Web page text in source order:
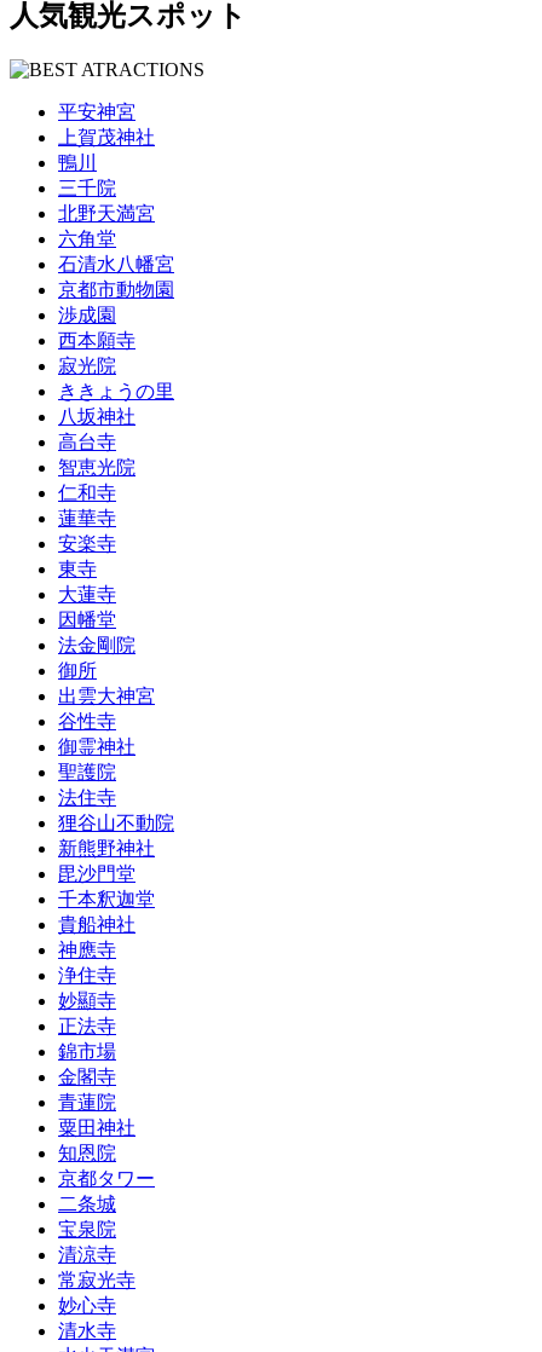
人気観光スポット
平安神宮
上賀茂神社
鴨川
三千院
北野天満宮
六角堂
石清水八幡宮
京都市動物園
渉成園
西本願寺
寂光院
ききょうの里
八坂神社
高台寺
智恵光院
仁和寺
蓮華寺
安楽寺
東寺
大蓮寺
因幡堂
法金剛院
御所
出雲大神宮
谷性寺
御霊神社
聖護院
法住寺
狸谷山不動院
新熊野神社
毘沙門堂
千本釈迦堂
貴船神社
神應寺
浄住寺
妙顯寺
正法寺
錦市場
金閣寺
青蓮院
粟田神社
知恩院
京都タワー
二条城
宝泉院
清涼寺
常寂光寺
妙心寺
清水寺